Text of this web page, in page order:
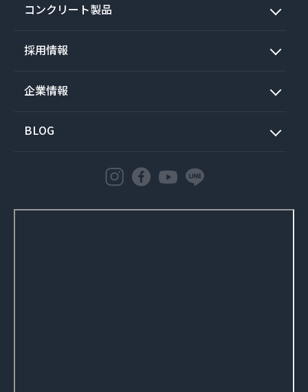
コンクリート製品
採用情報
企業情報
BLOG